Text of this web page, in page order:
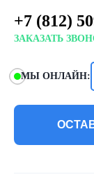
+7 (812)
ЗАКАЗАТЬ
МЫ ОНЛАЙН: